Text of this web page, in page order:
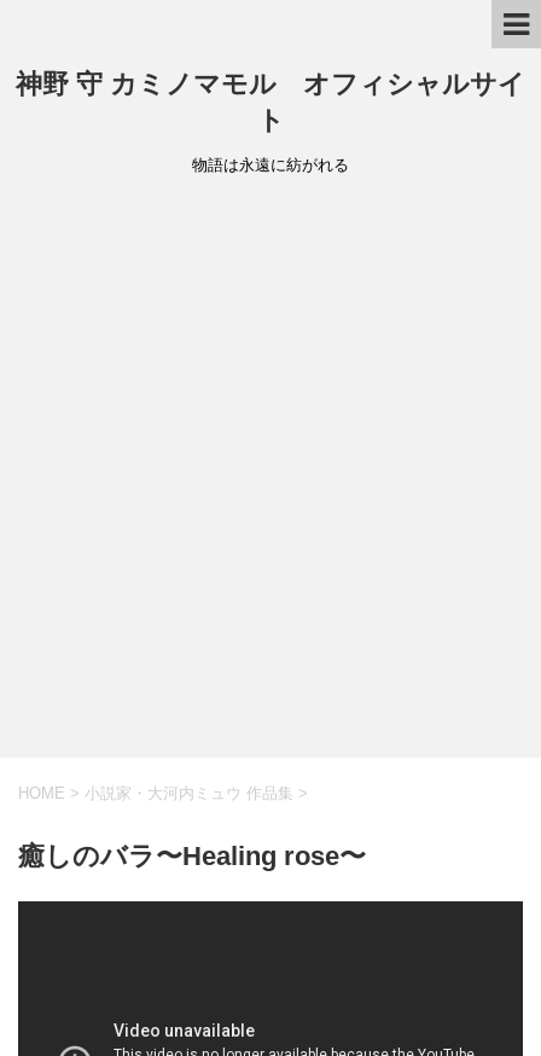
神野 守 カミノマモル オフィシャルサイ
ト
物語は永遠に紡がれる
HOME > 小説家・大河内ミュウ 作品集 >
癒しのバラ〜Healing rose〜